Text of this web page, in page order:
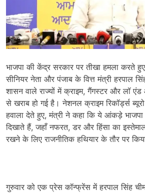
भाजपा की केंद्र सरकार पर तीखा हमला करते
सीनियर नेता और पंजाब के वित्त मंत्री हरपाल
शासन वाले राज्यों में क्राइम, गैंगस्टर और लॉ
से खराब हो गई है। नेशनल क्राइम रिकॉर्ड्स
हवाला देते हुए, मंत्री ने कहा कि ये आंकड़े भाजपा
दिखाते हैं, जहाँ नफरत, डर और हिंसा का
रखने के लिए राजनीतिक हथियार के तौर पर
गुरुवार को एक प्रेस कॉन्फ्रेंस में हरपाल सिंह